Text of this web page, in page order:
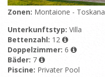
Zonen: Montaione - Toskana
Unterkunftstyp: Villa
Bettenzahl: 12
Doppelzimmer: 6
Bäder: 7
Piscine: Privater Pool